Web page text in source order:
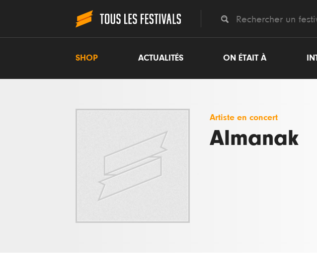
SHOP ACTUALITÉS ON ÉTAIT À
Artiste en concert
Almanak